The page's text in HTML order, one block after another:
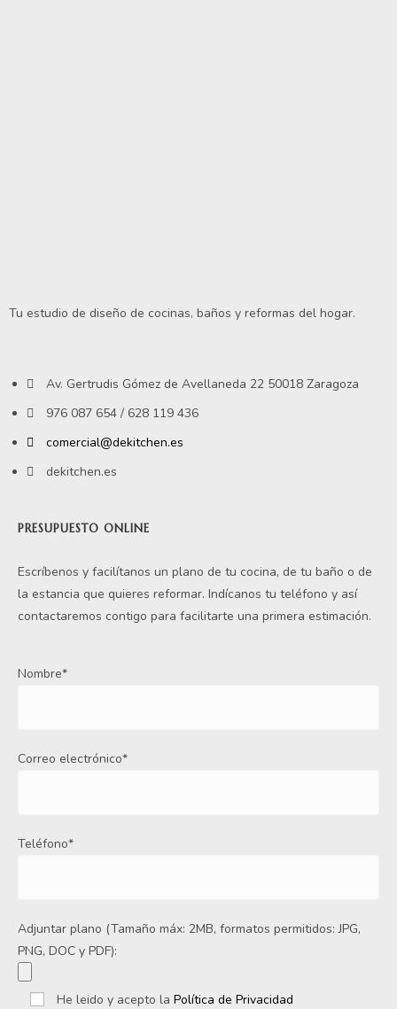
Tu estudio de diseño de cocinas, baños y reformas del hogar.
Av. Gertrudis Gómez de Avellaneda 22 50018 Zaragoza
976 087 654 / 628 119 436
comercial@dekitchen.es
dekitchen.es
PRESUPUESTO ONLINE
Escríbenos y facilítanos un plano de tu cocina, de tu baño o de
la estancia que quieres reformar. Indícanos tu teléfono y así
contactaremos contigo para facilitarte una primera estimación.
Nombre*
Correo electrónico*
Teléfono*
Adjuntar plano (Tamaño máx: 2MB, formatos permitidos: JPG,
PNG, DOC y PDF):
He leido y acepto la Política de Privacidad